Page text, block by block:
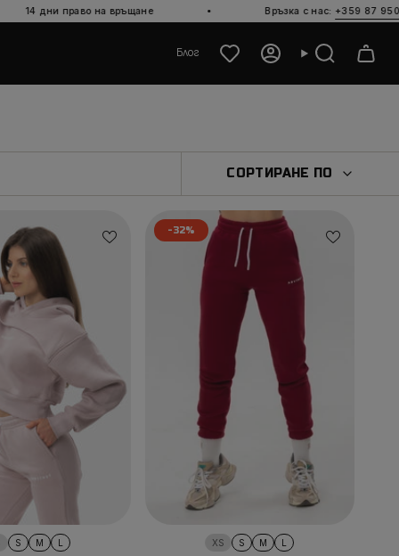
на връщане · Връзка с нас: +359 87 950 0591 ·
Блог АкаунтТърсене
ПО
СОРТИРАНЕ ПО
S M
-32%
XS S M